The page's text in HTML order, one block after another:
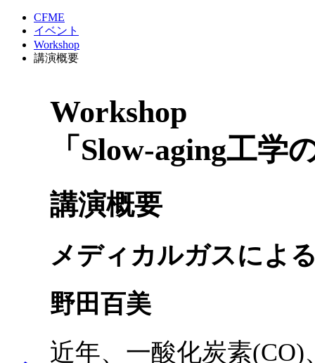
CFME
イベント
Workshop
講演概要
Workshop
「Slow-aging工学
講演概要
メディカルガスによ
野田百美
近年、一酸化炭素